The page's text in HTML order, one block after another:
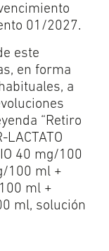
01/2027.
este
en forma
a
“Retiro
LACTATO
40 mg/100
100 ml +
ml +
ml, solución